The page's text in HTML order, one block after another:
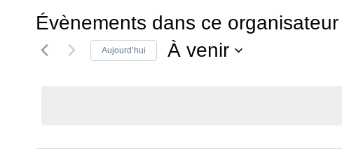
Évènements dans ce organisateur
Aujourd’hui À venir